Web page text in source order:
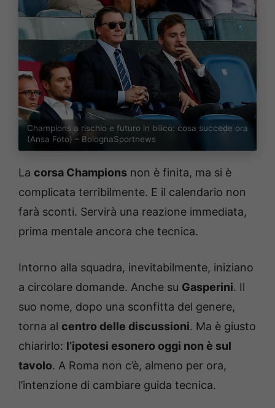
Champions a rischio e futuro in bilico: cosa succede ora
(Ansa Foto) – BolognaSportnews
La corsa Champions non è finita, ma si è
complicata terribilmente. E il calendario non
farà sconti. Servirà una reazione immediata,
prima mentale ancora che tecnica.
Intorno alla squadra, inevitabilmente, iniziano
a circolare domande. Anche su Gasperini. Il
suo nome, dopo una sconfitta del genere,
torna al centro delle discussioni. Ma è giusto
chiarirlo: l’ipotesi esonero oggi non è sul
tavolo. A Roma non c’è, almeno per ora,
l’intenzione di cambiare guida tecnica.